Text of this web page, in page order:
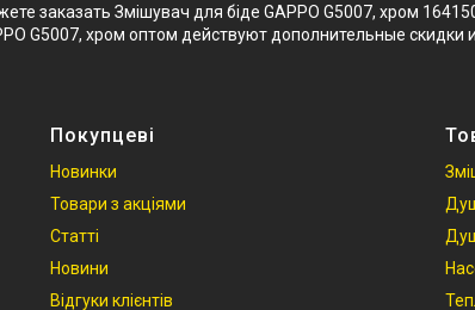
заказать Змішувач для біде GAPPO G5007, хром
G5007, хром оптом действуют дополнительные
Покупцеві
Новинки
Товари з акціями
Статті
Новини
Відгуки клієнтів